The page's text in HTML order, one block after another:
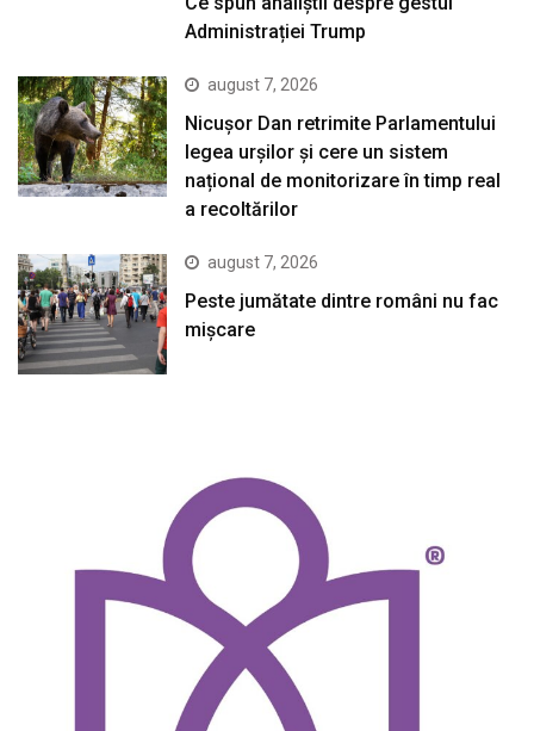
Administrației Trump
august 7, 2026
Nicușor Dan retrimite Parlamentului
legea urșilor și cere un sistem
național de monitorizare în timp real
a recoltărilor
august 7, 2026
Peste jumătate dintre români nu fac
mișcare